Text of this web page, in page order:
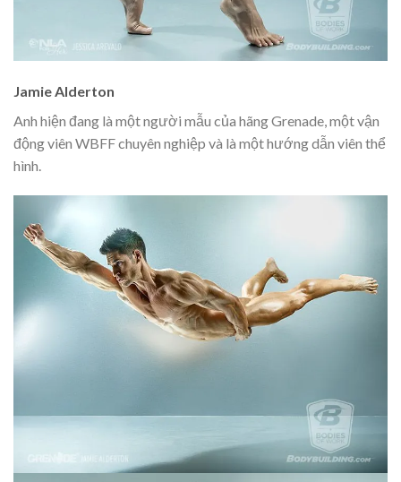
Jamie Alderton
Anh hiện đang là một người mẫu của hãng Grenade, một vận
động viên WBFF chuyên nghiệp và là một hướng dẫn viên thể
hình.